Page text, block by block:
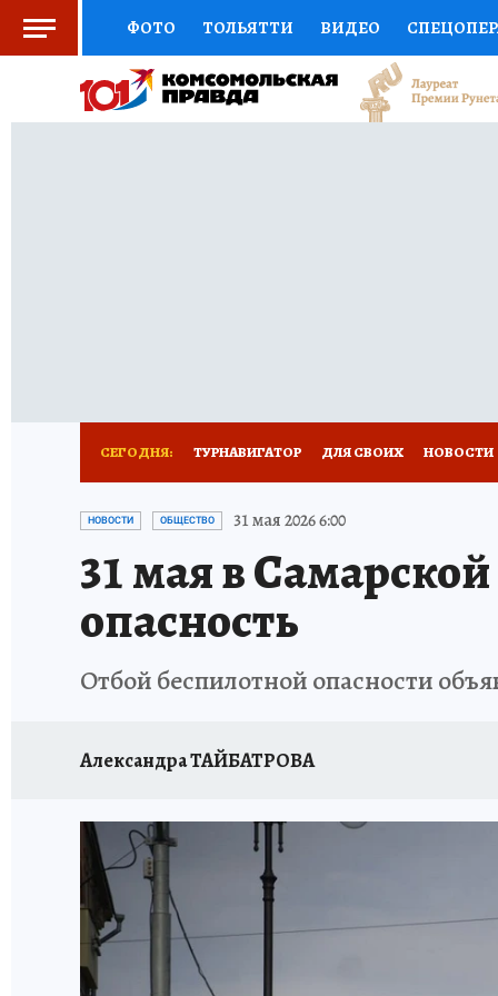
ФОТО ТОЛЬЯТТИ ВИДЕО
СОЦПОДДЕРЖКА НАУКА СПОРТ
СЕГОДНЯ: ТУРНАВИГАТОР ДЛЯ СВОИХ НОВОСТИ
НАДЕЖНЫЕ РАБОТОДАТЕЛИ
НОВЫЙ ГОД В САМАРЕ КП В МАХ
КУЙБЫШЕВ - ФРОНТУ
ЗАПОВЕДНАЯ РОССИЯ СЧАСТЬЕ В СЕМЬЕ
НОВОСТИ ОБЩЕСТВО 31 мая 2026 6:00
31 мая в
опасность
Отбой беспилотной опасности
Александра ТАЙБАТРОВА